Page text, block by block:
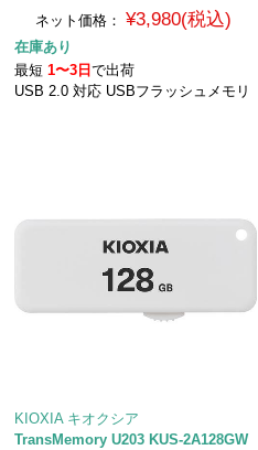
ネット価格：
¥3,980(税込)
在庫あり
最短1〜3日で出荷
USB 2.0 対応 USBフラッシュメモリ
KIOXIA キオクシア
TransMemory U203 KUS-2A128GW